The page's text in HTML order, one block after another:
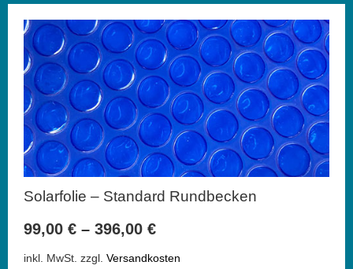
Solarfolie – Standard Rundbecken
99,00 € – 396,00 €
inkl. MwSt. zzgl. Versandkosten